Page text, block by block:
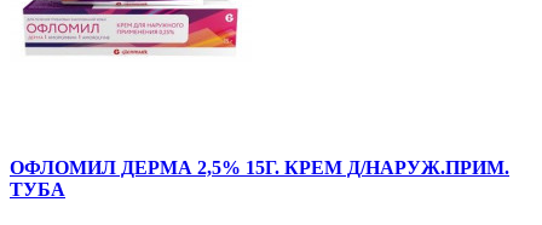
ОФЛОМИЛ ДЕРМА 2,5% 15Г. КРЕМ Д/НАРУЖ.ПРИМ.
ТУБА